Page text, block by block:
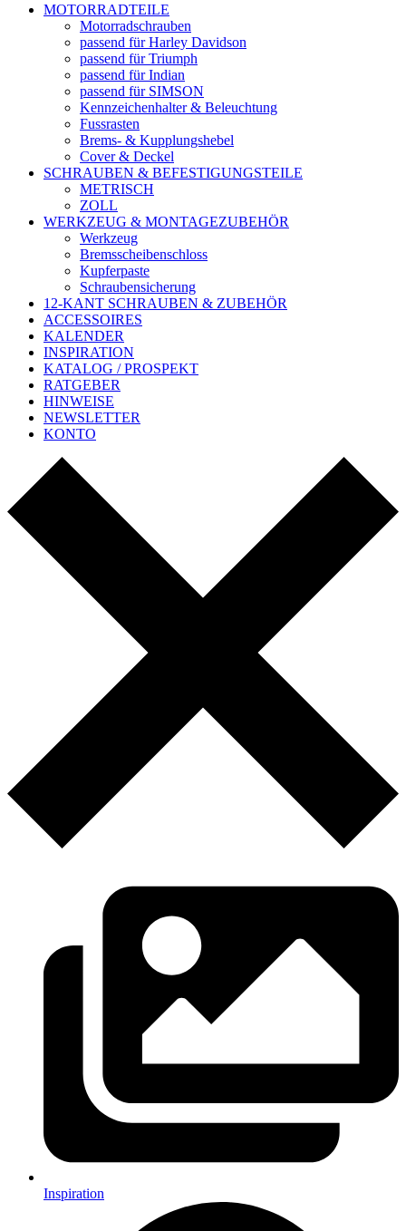
MOTORRADTEILE
Motorradschrauben
passend für Harley Davidson
passend für Triumph
passend für Indian
passend für SIMSON
Kennzeichenhalter & Beleuchtung
Fussrasten
Brems- & Kupplungshebel
Cover & Deckel
SCHRAUBEN & BEFESTIGUNGSTEILE
METRISCH
ZOLL
WERKZEUG & MONTAGEZUBEHÖR
Werkzeug
Bremsscheibenschloss
Kupferpaste
Schraubensicherung
12-KANT SCHRAUBEN & ZUBEHÖR
ACCESSOIRES
KALENDER
INSPIRATION
KATALOG / PROSPEKT
RATGEBER
HINWEISE
NEWSLETTER
KONTO
Inspiration